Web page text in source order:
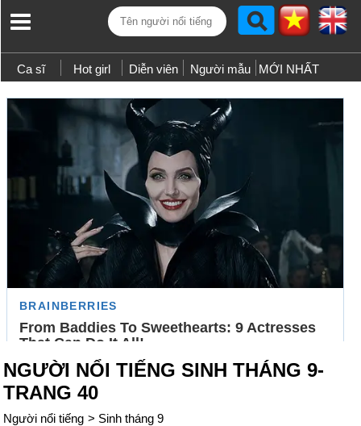
Ca sĩ Hot girl Diễn viên Người mẫu MỚI NHẤT
NGƯỜI NỔI TIẾNG SINH THÁNG 9-
TRANG 40
Người nổi tiếng > Sinh tháng 9